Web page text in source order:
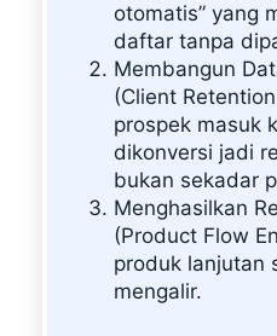
otomatis” yang
daftar tanpa
Membangun
(Client
prospek masuk
dikonversi jadi
bukan sekadar
Menghasilkan
(Product Flow
produk lanjutan
mengalir.